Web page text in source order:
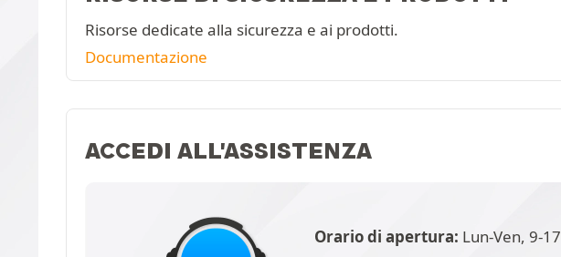
Risorse dedicate alla sicurezza e ai prodotti.
Documentazione
ACCEDI ALL'ASSISTENZA
Orario di apertura: Lun-Ven, 9-17